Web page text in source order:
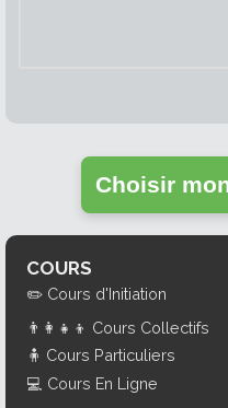
Choisir
COURS
✏️ Cours d'Initiation
👨‍👩‍👧‍👦 Cours Collectifs
🧍 Cours Particuliers
💻 Cours En Ligne